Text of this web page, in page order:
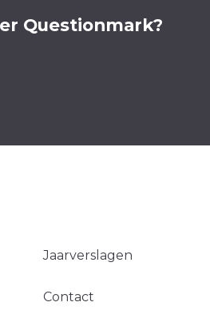
Questionmark?
Jaarverslagen
Contact